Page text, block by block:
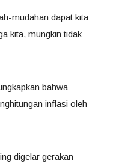
mudahan dapat kita
kita, mungkin tidak
bahwa
inflasi oleh
digelar gerakan